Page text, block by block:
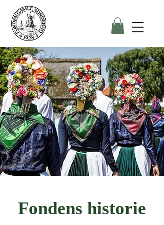
Fondens historie